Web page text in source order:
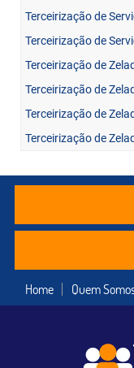
Terceirização de
Terceirização de
Terceirização de
Terceirização de
Terceirização de
Terceirização de
Home Quem